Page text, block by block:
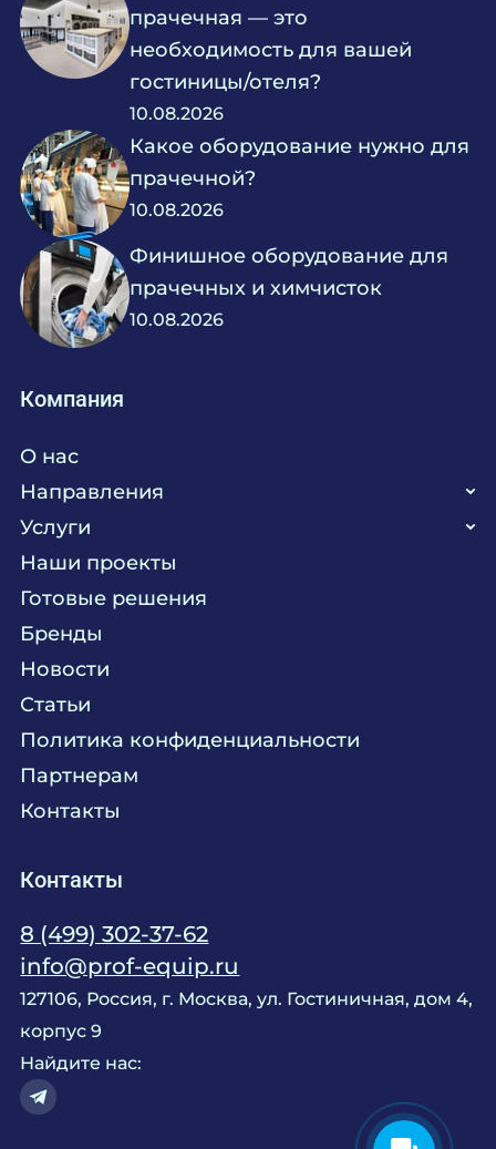
прачечная — это
необходимость для вашей
гостиницы/отеля?
10.08.2026
Какое оборудование нужно для
прачечной?
10.08.2026
Финишное оборудование для
прачечных и химчисток
10.08.2026
Компания
О нас
Направления
Кухня
Прачечная
Текстиль
Химия
Мебель
Комплексное оснащение
Услуги
Поставка аксессуаров и запасных частей
Сервисное обслуживание
Консалтинг
Технологическое проектирование
Продажа оборудования
Монтажные и пусконаладочные работы
Наши проекты
Готовые решения
Бренды
Новости
Статьи
Политика конфиденциальности
Партнерам
Контакты
Контакты
8 (499) 302-37-62
info@prof-equip.ru
127106, Россия, г. Москва, ул. Гостиничная, дом 4,
корпус 9
Найдите нас: